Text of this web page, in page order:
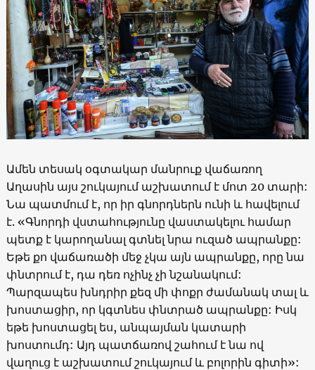
Ամեն տեսակ օգտակար մանրուք վաճառող
Աղասին այս շուկայում աշխատում է մոտ 20 տարի:
Նա պատմում է, որ իր գնորդներն ունի և հավելում
է. «Գնորդի վստահությունը վաստակելու համար
պետք է կարողանալ գտնել նրա ուզած ապրանքը:
Եթե քո վաճառածի մեջ չկա այն ապրանքը, որը նա
փնտրում է, դա դեռ ոչինչ չի նշանակում:
Պարզապես խնդրիր քեզ մի փոքր ժամանակ տալ և
խոստացիր, որ կգտնես փնտրած ապրանքը: Իսկ
եթե խոստացել ես, անպայման կատարի
խոստումդ: Այդ պատճառով շահում է նա ով
վաղուց է աշխատում շուկայում և բոլորին գիտի»: